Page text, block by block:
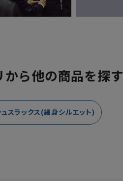
から他の商品を探す
スラックス(細身シルエット)